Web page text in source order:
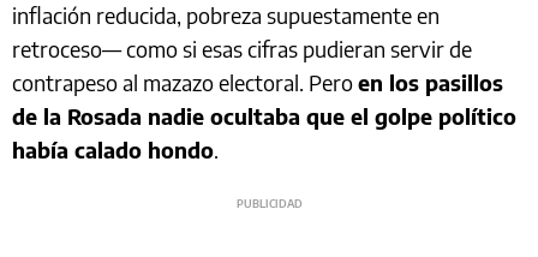
inflación reducida, pobreza supuestamente en
retroceso— como si esas cifras pudieran servir de
contrapeso al mazazo electoral. Peroen los pasillos
de la Rosada nadie ocultaba que el golpe político
había calado hondo.